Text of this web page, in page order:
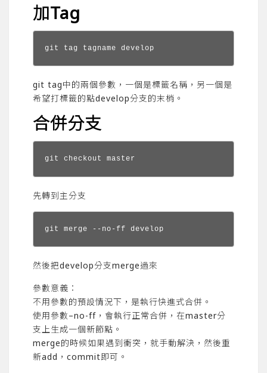
加Tag
git tag tagname develop
git tag中的兩個參數，一個是標籤名稱，另一個是
希望打標籤的點develop分支的末梢。
合併分支
git checkout master
先轉到主分支
git merge --no-ff develop
然後把develop分支merge過來
參數意義：
不用參數的預設情況下，是執行快進式合併。
使用參數–no-ff，會執行正常合併，在master分
支上生成一個新節點。
merge的時候如果遇到衝突，就手動解決，然後重
新add，commit即可。